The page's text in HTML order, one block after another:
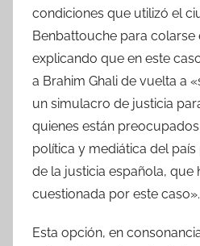
condiciones que utilizó el
Benbattouche para colarse
explicando que en este
a Brahim Ghali de vuelta a
un simulacro de justicia
quienes están
política y mediática del
de la justicia española, que
cuestionada por este caso».
Esta opción, en